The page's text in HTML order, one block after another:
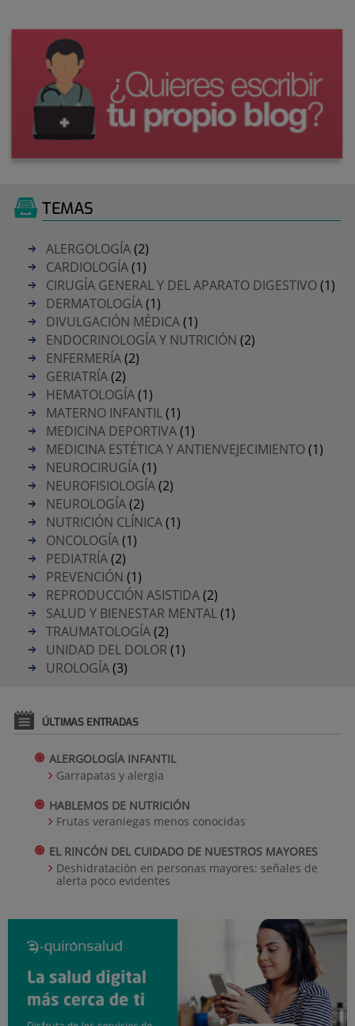
TEMAS
ALERGOLOGÍA(2)
CARDIOLOGÍA(1)
CIRUGÍA GENERAL Y DEL APARATO DIGESTIVO(1)
DERMATOLOGÍA(1)
DIVULGACIÓN MÉDICA(1)
ENDOCRINOLOGÍA Y NUTRICIÓN (2)
ENFERMERÍA(2)
GERIATRÍA(2)
HEMATOLOGÍA(1)
MATERNO INFANTIL(1)
MEDICINA DEPORTIVA(1)
MEDICINA ESTÉTICA Y ANTIENVEJECIMIENTO(1)
NEUROCIRUGÍA(1)
NEUROFISIOLOGÍA(2)
NEUROLOGÍA(2)
NUTRICIÓN CLÍNICA(1)
ONCOLOGÍA(1)
PEDIATRÍA(2)
PREVENCIÓN (1)
REPRODUCCIÓN ASISTIDA(2)
SALUD Y BIENESTAR MENTAL(1)
TRAUMATOLOGÍA(2)
UNIDAD DEL DOLOR(1)
UROLOGÍA(3)
ÚLTIMAS ENTRADAS
ALERGOLOGÍA INFANTIL
Garrapatas y alergia
HABLEMOS DE NUTRICIÓN
Frutas veraniegas menos conocidas
EL RINCÓN DEL CUIDADO DE NUESTROS MAYORES
Deshidratación en personas mayores: señales de
alerta poco evidentes